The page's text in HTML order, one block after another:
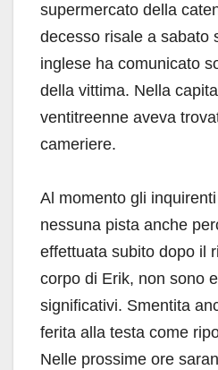
supermercato della
decesso risale a sabato
inglese ha comunicato
della vittima. Nella
ventitreenne aveva
cameriere.
Al momento gli
nessuna pista anche
effettuata subito dopo il
corpo di Erik, non sono
significativi. Smentita
ferita alla testa come
Nelle prossime ore